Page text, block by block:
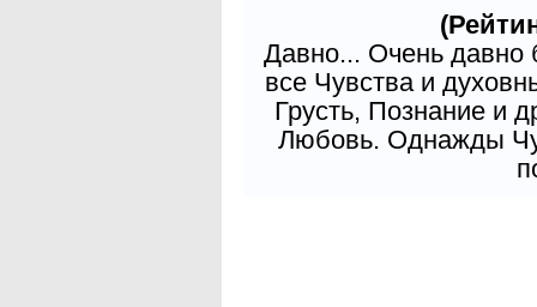
Давно... Очень давно
все Чувства и
Грусть, Познание и
Любовь. Однажды